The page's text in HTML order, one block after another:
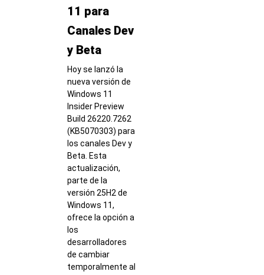
11 para
Canales Dev
y Beta
Hoy se lanzó la
nueva versión de
Windows 11
Insider Preview
Build 26220.7262
(KB5070303) para
los canales Dev y
Beta. Esta
actualización,
parte de la
versión 25H2 de
Windows 11,
ofrece la opción a
los
desarrolladores
de cambiar
temporalmente al